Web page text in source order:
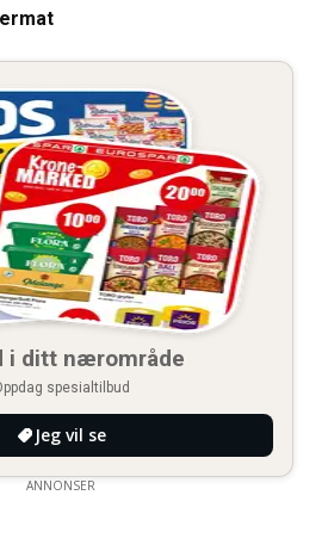
i ditt nærområde
spesialtilbud
Jeg vil se
ANNONSER